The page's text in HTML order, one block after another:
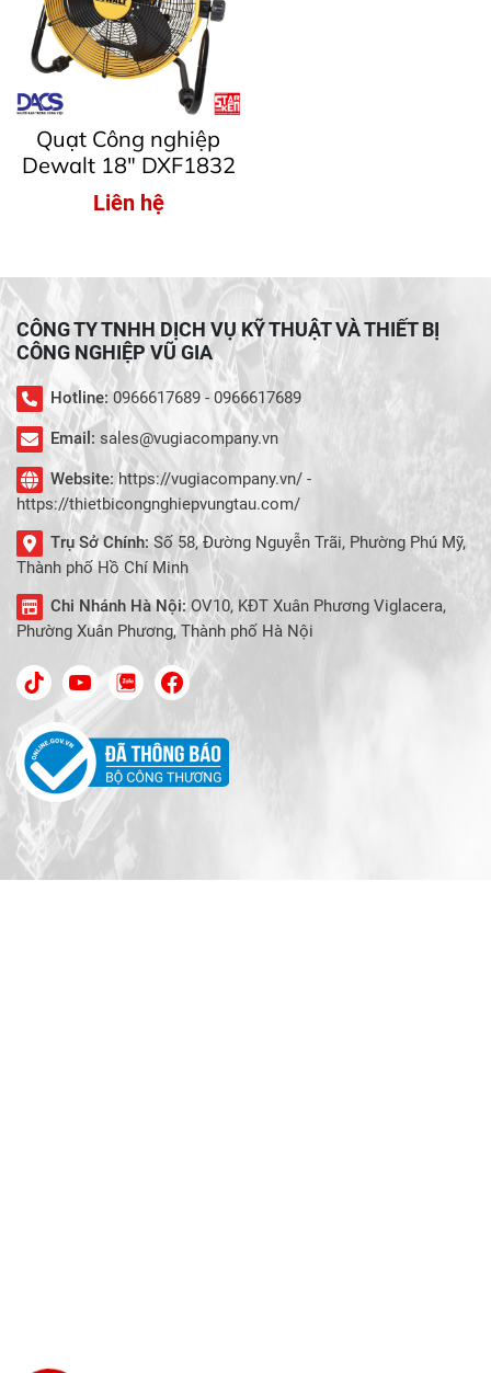
Quạt Công nghiệp
Dewalt 18″ DXF1832
Liên hệ
CÔNG TY TNHH DỊCH VỤ KỸ THUẬT VÀ THIẾT BỊ
CÔNG NGHIỆP VŨ GIA
Hotline: 0966617689 - 0966617689
Email: sales@vugiacompany.vn
Website: https://vugiacompany.vn/ -
https://thietbicongnghiepvungtau.com/
Trụ Sở Chính: Số 58, Đường Nguyễn Trãi, Phường Phú Mỹ,
Thành phố Hồ Chí Minh
Chi Nhánh Hà Nội:OV10, KĐT Xuân Phương Viglacera,
Phường Xuân Phương, Thành phố Hà Nội